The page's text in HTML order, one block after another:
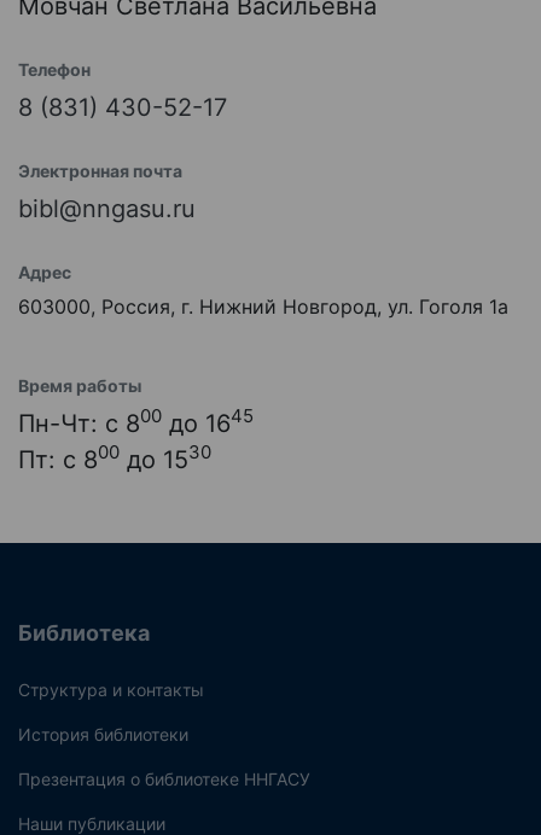
Мовчан Светлана Васильевна
Телефон
8 (831) 430-52-17
Электронная почта
bibl@nngasu.ru
Адрес
603000, Россия, г. Нижний Новгород, ул. Гоголя 1а
Время работы
Пн-Чт: с 800 до 1645
Пт: с 800 до 1530
Библиотека
Структура и контакты
История библиотеки
Презентация о библиотеке ННГАСУ
Наши публикации